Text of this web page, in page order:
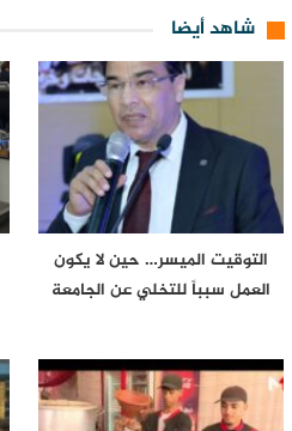
شاهد أيضا
التوقيت الميسر… حين لا يكون
العمل سبباً للتخلي عن الجامعة